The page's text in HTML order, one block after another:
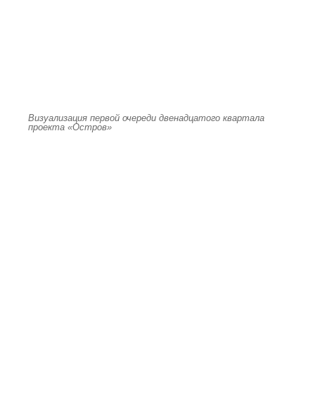
Визуализация первой очереди двенадцатого квартала
проекта «Остров»